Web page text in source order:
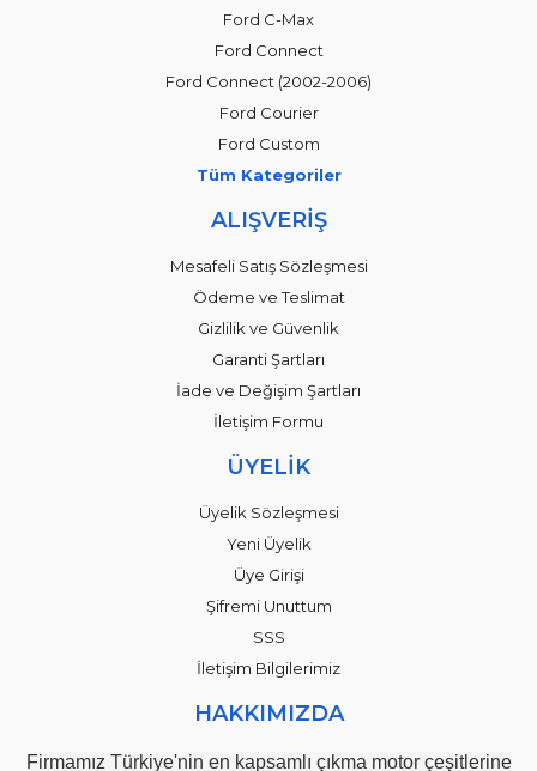
Ford C-Max
Ford Connect
Ford Connect (2002-2006)
Ford Courier
Ford Custom
Tüm Kategoriler
ALIŞVERİŞ
Mesafeli Satış Sözleşmesi
Ödeme ve Teslimat
Gizlilik ve Güvenlik
Garanti Şartları
İade ve Değişim Şartları
İletişim Formu
ÜYELİK
Üyelik Sözleşmesi
Yeni Üyelik
Üye Girişi
Şifremi Unuttum
SSS
İletişim Bilgilerimiz
HAKKIMIZDA
Firmamız Türkiye'nin en kapsamlı çıkma motor çeşitlerine